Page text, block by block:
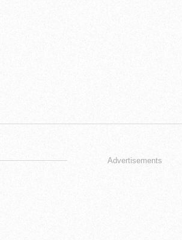
Advertisements